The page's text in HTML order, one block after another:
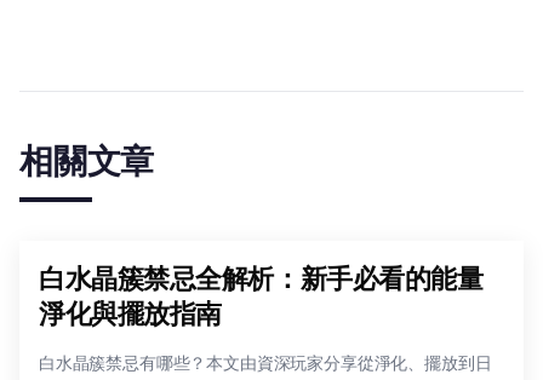
相關文章
白水晶簇禁忌全解析：新手必看的能量
淨化與擺放指南
白水晶簇禁忌有哪些？本文由資深玩家分享從淨化、擺放到日